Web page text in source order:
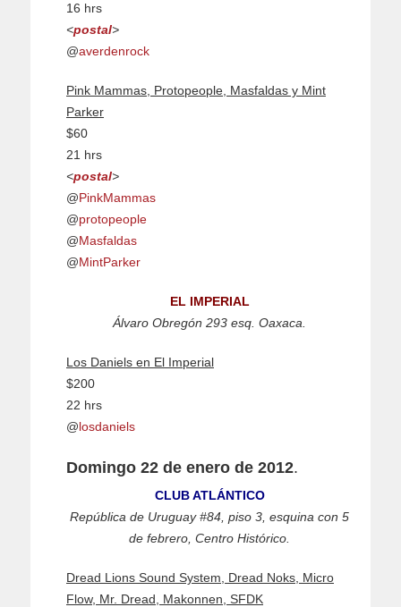
16 hrs
<postal>
@averdenrock
Pink Mammas, Protopeople, Masfaldas y Mint
Parker
$60
21 hrs
<postal>
@PinkMammas
@protopeople
@Masfaldas
@MintParker
EL IMPERIAL
Álvaro Obregón 293 esq. Oaxaca.
Los Daniels en El Imperial
$200
22 hrs
@losdaniels
Domingo 22 de enero de 2012.
CLUB ATLÁNTICO
República de Uruguay #84, piso 3, esquina con 5
de febrero, Centro Histórico.
Dread Lions Sound System, Dread Noks, Micro
Flow, Mr. Dread, Makonnen, SFDK